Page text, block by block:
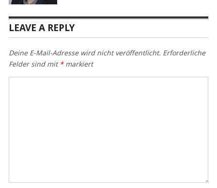
LEAVE A REPLY
Deine E-Mail-Adresse wird nicht veröffentlicht. Erforderliche
Felder sind mit *markiert